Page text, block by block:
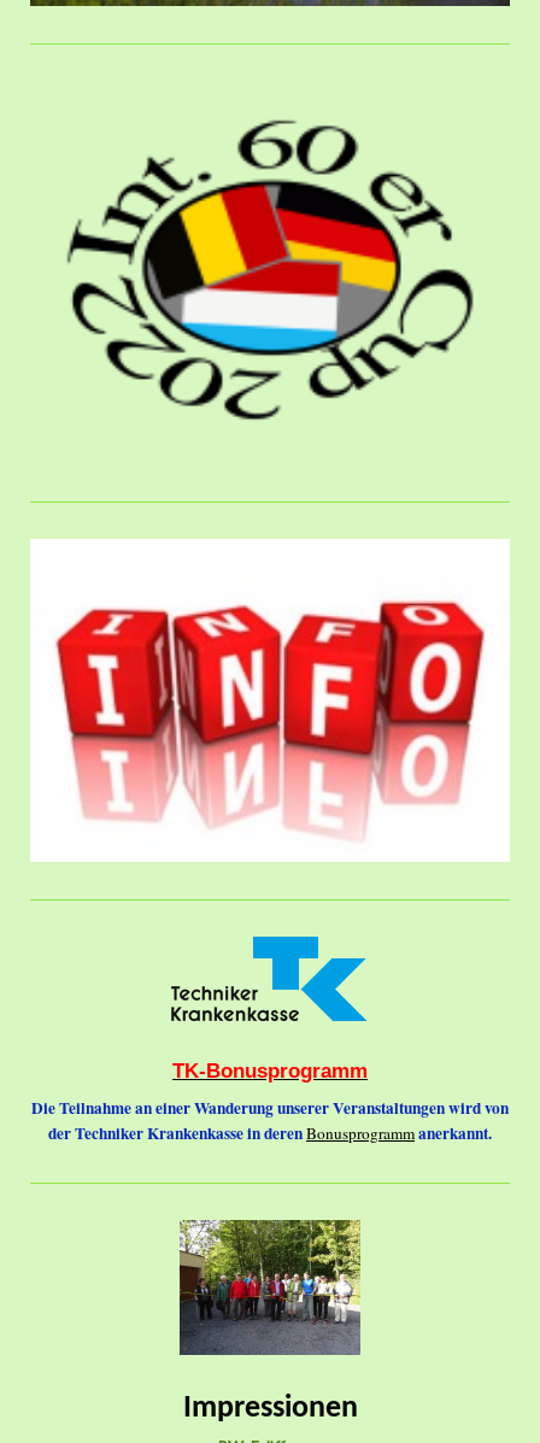
TK-Bonusprogramm
Die Teilnahme an einer Wanderung unserer Veranstaltungen wird von
der Techniker Krankenkasse in derenBonusprogrammanerkannt.
Impressionen